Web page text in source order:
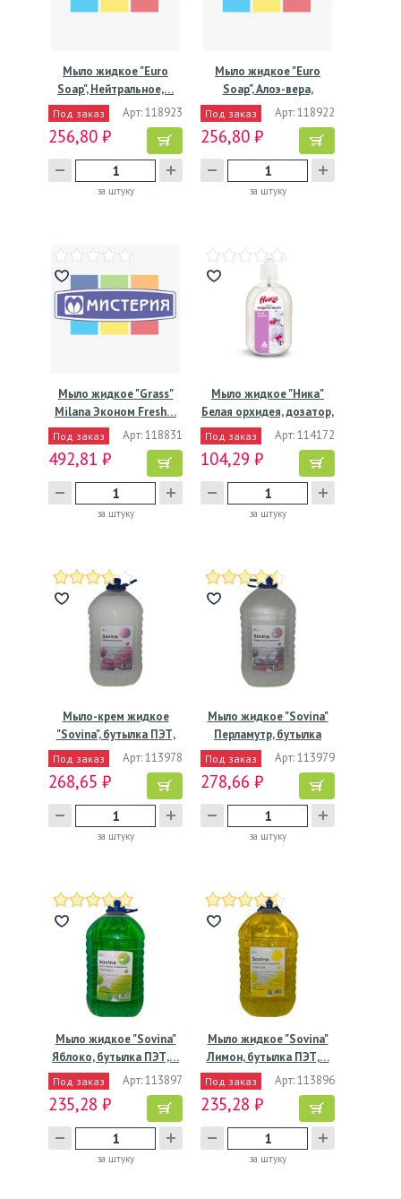
Мыло жидкое "Euro
Soap", Нейтральное,…
Под заказ Арт: 118923
256,80 ₽
за штуку
Мыло жидкое "Euro
Soap", Алоэ-вера,
бутылка…
Под заказ Арт: 118922
256,80 ₽
за штуку
Мыло жидкое "Grass"
Milana Эконом Fresh…
Под заказ Арт: 118831
492,81 ₽
за штуку
Мыло жидкое "Ника"
Белая орхидея, дозатор,
Под заказ Арт: 114172
104,29 ₽
за штуку
Мыло-крем жидкое
"Sovina", бутылка ПЭТ,
5000…
Под заказ Арт: 113978
268,65 ₽
за штуку
Мыло жидкое "Sovina"
Перламутр, бутылка
ПЭТ,…
Под заказ Арт: 113979
278,66 ₽
за штуку
Мыло жидкое "Sovina"
Яблоко, бутылка ПЭТ,…
Под заказ Арт: 113897
235,28 ₽
за штуку
Мыло жидкое "Sovina"
Лимон, бутылка ПЭТ,…
Под заказ Арт: 113896
235,28 ₽
за штуку